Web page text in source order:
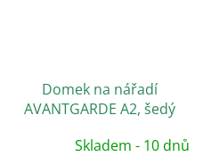
Domek na nářadí
AVANTGARDE A2, šedý
Skladem - 10 dnů